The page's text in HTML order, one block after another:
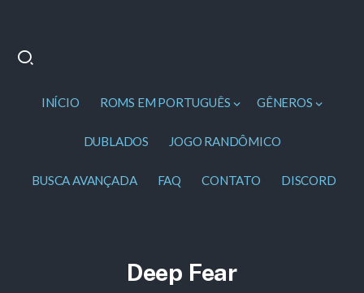
INÍCIO ROMS EM PORTUGUÊS GÊNEROS
DUBLADOS JOGO RANDÔMICO
BUSCA AVANÇADA FAQ CONTATO DISCORD
Deep Fear